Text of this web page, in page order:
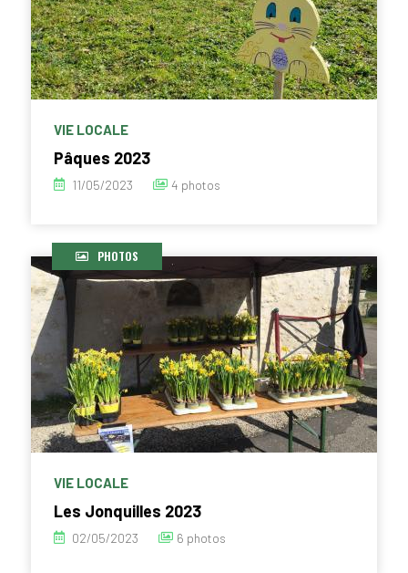
VIE LOCALE
Pâques 2023
11/05/2023 4 photos
PHOTOS
VIE LOCALE
Les Jonquilles 2023
02/05/2023 6 photos